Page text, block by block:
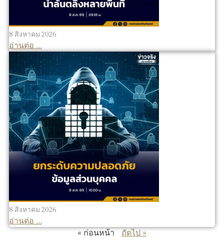
8 สิงหาคม 2026
อ่านต่อ ...
8 สิงหาคม 2026
อ่านต่อ ...
« ก่อนหน้า
ถัดไป »